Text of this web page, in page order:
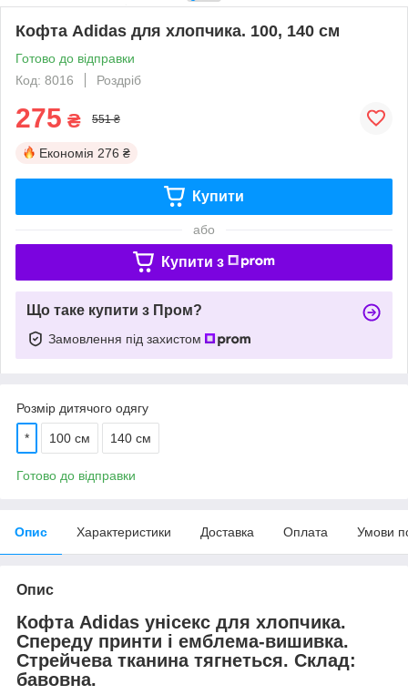
Кофта Adidas для хлопчика. 100, 140 см
Готово до відправки
Код: 8016
Роздріб
275 ₴ 551 ₴
Економія 276 ₴
Купити
або
Купити з
Що таке купити з Пром?
Замовлення під захистом
Розмір дитячого одягу
* 100 см 140 см
Готово до відправки
Опис Характеристики Доставка Оплата Умови
Опис
Кофта Adidas унісекс для хлопчика.
Спереду принти і емблема-вишивка.
Стрейчева тканина тягнеться. Склад:
бавовна.